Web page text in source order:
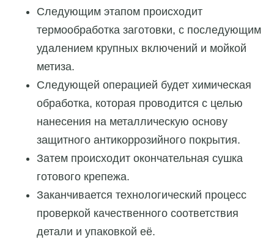
Следующим этапом происходит
термообработка заготовки, с последующим
удалением крупных включений и мойкой
метиза.
Следующей операцией будет химическая
обработка, которая проводится с целью
нанесения на металлическую основу
защитного антикоррозийного покрытия.
Затем происходит окончательная сушка
готового крепежа.
Заканчивается технологический процесс
проверкой качественного соответствия
детали и упаковкой её.